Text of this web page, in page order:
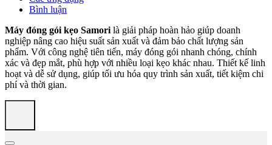
Bình luận
Máy đóng gói kẹo Samori là giải pháp hoàn hảo giúp doanh
nghiệp nâng cao hiệu suất sản xuất và đảm bảo chất lượng sản
phẩm. Với công nghệ tiên tiến, máy đóng gói nhanh chóng, chính
xác và đẹp mắt, phù hợp với nhiều loại kẹo khác nhau. Thiết kế linh
hoạt và dễ sử dụng, giúp tối ưu hóa quy trình sản xuất, tiết kiệm chi
phí và thời gian.